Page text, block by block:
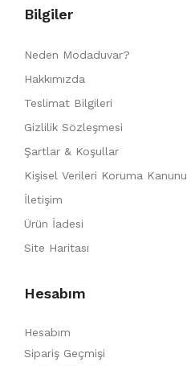
Bilgiler
Neden Modaduvar?
Hakkımızda
Teslimat Bilgileri
Gizlilik Sözleşmesi
Şartlar & Koşullar
Kişisel Verileri Koruma Kanunu
İletişim
Ürün İadesi
Site Haritası
Hesabım
Hesabım
Sipariş Geçmişi